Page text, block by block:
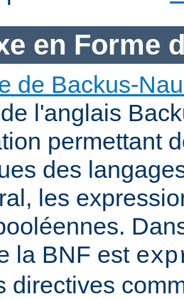
en Forme
de Backus-
l'anglais
permettant
des
les
la BNF est
directives